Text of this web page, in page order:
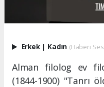
Erkek | Kadın (Haberi
Alman filolog ev
(1844-1900) "Tanrı